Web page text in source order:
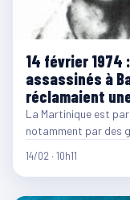
14 février 1974
assassinés à
réclamaient
La Martinique est
notamment par des
14/02 · 10h11